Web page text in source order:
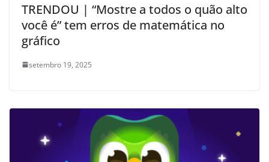
TRENDOU | “Mostre a todos o quão alto
você é” tem erros de matemática no
gráfico
setembro 19, 2025